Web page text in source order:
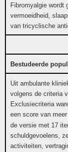
Fibromyalgie wordt
vermoeidheid,
van tricyclische
Bestudeerde
Uit ambulante
volgens de criteria
Exclusiecriteria
een score van
de versie met 17
schuldgevoelens,
activiteiten,